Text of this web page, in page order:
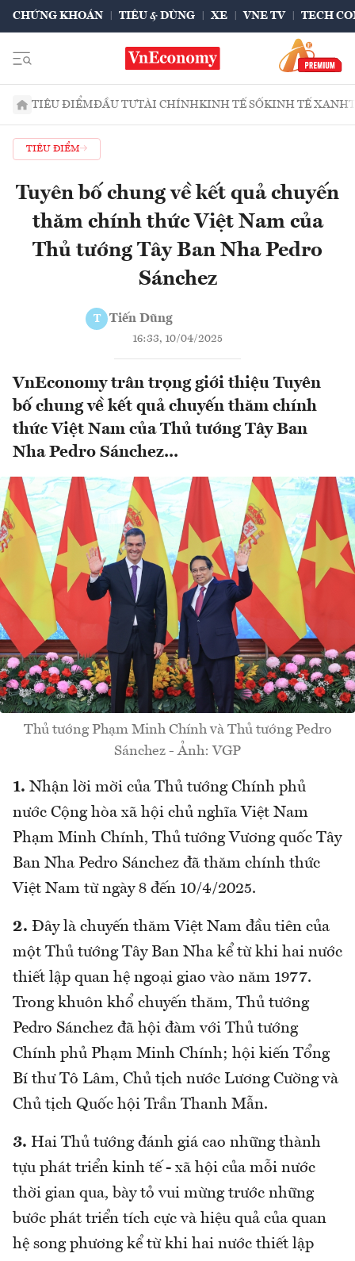
CHỨNG KHOÁN TIÊU & DÙNG XE VNE TV TECH
TIÊU ĐIỂMĐẦU TƯTÀI CHÍNHKINH TẾ SỐKINH TẾ XANH
TIÊU ĐIỂM
Tuyên bố chung về kết quả chuyến
thăm chính thức Việt Nam của
Thủ tướng Tây Ban Nha Pedro
Sánchez
T Tiến Dũng
16:33, 10/04/2025
VnEconomy trân trọng giới thiệu Tuyên
bố chung về kết quả chuyến thăm chính
thức Việt Nam của Thủ tướng Tây Ban
Nha Pedro Sánchez...
Thủ tướng Phạm Minh Chính và Thủ tướng Pedro
Sánchez - Ảnh: VGP
1. Nhận lời mời của Thủ tướng Chính phủ
nước Cộng hòa xã hội chủ nghĩa Việt Nam
Phạm Minh Chính, Thủ tướng Vương quốc Tây
Ban Nha Pedro Sánchez đã thăm chính thức
Việt Nam từ ngày 8 đến 10/4/2025.
2. Đây là chuyến thăm Việt Nam đầu tiên của
một Thủ tướng Tây Ban Nha kể từ khi hai nước
thiết lập quan hệ ngoại giao vào năm 1977.
Trong khuôn khổ chuyến thăm, Thủ tướng
Pedro Sánchez đã hội đàm với Thủ tướng
Chính phủ Phạm Minh Chính; hội kiến Tổng
Bí thư Tô Lâm, Chủ tịch nước Lương Cường và
Chủ tịch Quốc hội Trần Thanh Mẫn.
3. Hai Thủ tướng đánh giá cao những thành
tựu phát triển kinh tế - xã hội của mỗi nước
thời gian qua, bày tỏ vui mừng trước những
bước phát triển tích cực và hiệu quả của quan
hệ song phương kể từ khi hai nước thiết lập